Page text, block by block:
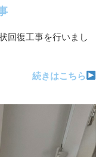
回復工事を行いまし
続きはこちら